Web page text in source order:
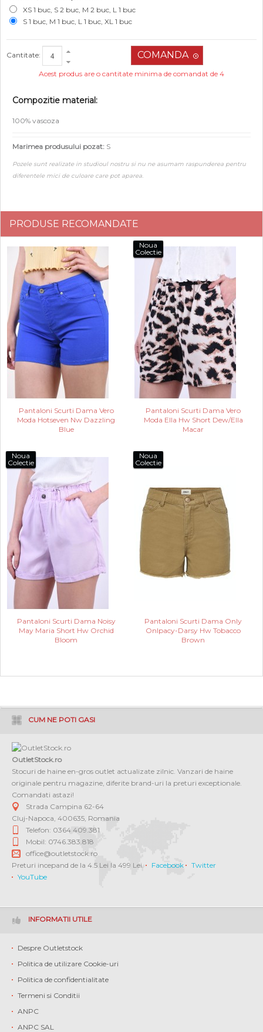
XS 1 buc, S 2 buc, M 2 buc, L 1 buc
S 1 buc, M 1 buc, L 1 buc, XL 1 buc
Cantitate:
Acest produs are o cantitate minima de comandat de 4
Compozitie material:
100% vascoza
Marimea produsului pozat: S
Pozele sunt realizate in studioul nostru si nu ne asumam raspunderea pentru
diferentele mici de culoare care pot aparea.
PRODUSE RECOMANDATE
Pantaloni Scurti Dama Vero
Moda Hotseven Nw Dazzling
Blue
Noua
Colectie
Pantaloni Scurti Dama Vero
Moda Ella Hw Short Dew/Ella
Macar
Noua
Colectie
Pantaloni Scurti Dama Noisy
May Maria Short Hw Orchid
Bloom
Noua
Colectie
Pantaloni Scurti Dama Only
Onlpacy-Darsy Hw Tobacco
Brown
CUM NE POTI GASI
OutletStock.ro
Stocuri de haine en-gros outlet actualizate zilnic. Vanzari de haine
originale pentru magazine, diferite brand-uri la preturi exceptionale.
Comandati astazi!
Strada Campina 62-64
Cluj-Napoca 400635 Romania
Telefon: 0364 409.381
Mobil: 0746.383.818
office@outletstock.ro
Preturi incepand de la 4.5 Lei la 499 Lei.
Facebook
Twitter
YouTube
INFORMATII UTILE
Despre Outletstock
Politica de utilizare Cookie-uri
Politica de confidentialitate
Termeni si Conditii
ANPC
ANPC SAL